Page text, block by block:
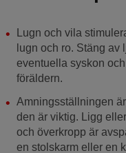
Lugn och vila
lugn och ro. Stäng
eventuella syskon
föräldern.
Amningsställningen
den är viktig. Ligg
och överkropp är
en stolskarm eller en